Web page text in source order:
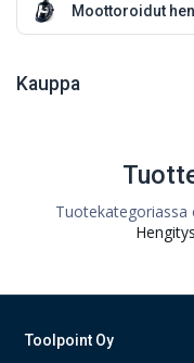
Moottoroidut
Kauppa
Toolpoint Oy